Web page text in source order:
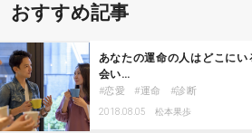
おすすめ記事
あなたの運命の人はどこに
会い…
恋愛 運命 診断
2018.08.05 松本果歩